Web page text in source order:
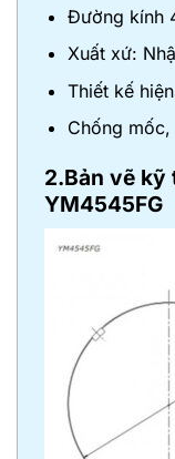
Đường kính
Xuất xứ:
Thiết kế
Chống
2.Bản vẽ kỹ
YM4545FG